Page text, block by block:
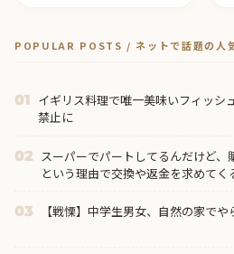
POPULAR POSTS / ネットで話題の人
01 イギリス料理で唯一美味いフィッシ
禁止に
02 スーパーでパートしてるんだけど
という理由で交換や返金を求めて
03 【戦慄】中学生男女、自然の家で